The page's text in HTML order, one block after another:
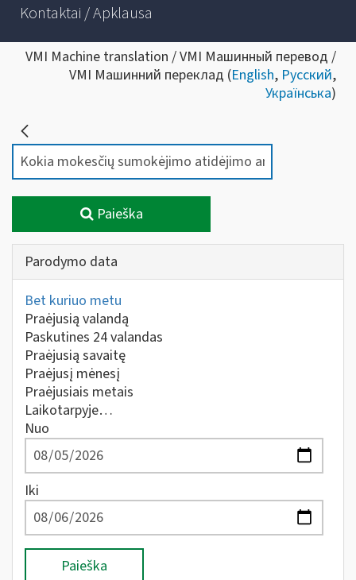
Kontaktai / Apklausa
VMI Machine translation / VMI Машинный перевод /
VMI Машинний переклад (English, Русский,
Українська)
Paieška
Parodymo data
Bet kuriuo metu
Praėjusią valandą
Paskutines 24 valandas
Praėjusią savaitę
Praėjusį mėnesį
Praėjusiais metais
Laikotarpyje…
Nuo
Iki
Paieška